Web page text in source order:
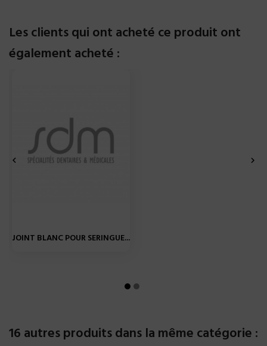
Les clients qui ont acheté ce produit ont
également acheté :
JOINT BLANC POUR SERINGUE...
 
16 autres produits dans la même catégorie :